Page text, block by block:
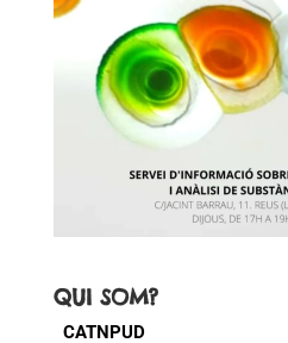
QUI SOM?
CATNPUD